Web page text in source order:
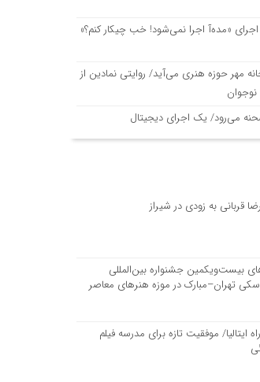
اجرای «مده‌آ اجرا نمی‌شود! خب چیکار کنم؟»
مهر حوزه هنری می‌آید/ روایتی نمادین از
می‌رود/ یک اجرای دیجیتال
قربانی به زودی در شیراز
بیست‌ویکمین جشنواره بین‌المللی
تهران–مبارک در موزه هنرهای معاصر
ایتالیا/ موفقیت تازه برای مدرسه فیلم